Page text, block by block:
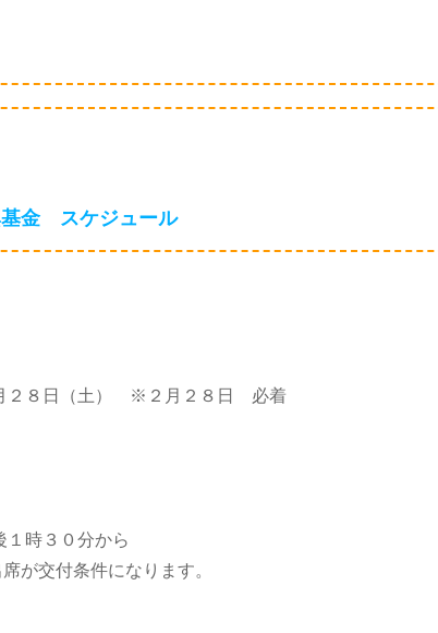
金 スケジュール
２８日（土） ※２月２８日 必着
時３０分から
が交付条件になります。